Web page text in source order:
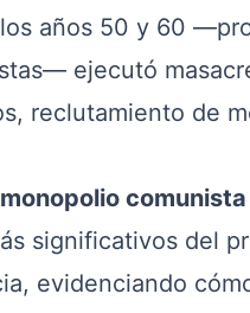
años 50 y 60
ejecutó
reclutamiento de
comunista
significativos del
evidenciando